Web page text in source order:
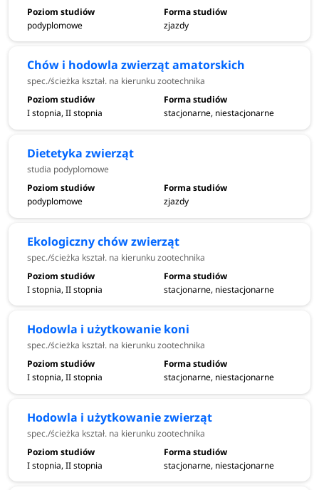
podyplomowe zjazdy
Chów i hodowla zwierząt amatorskich
spec./ścieżka kształ. na kierunku zootechnika
I stopnia, II stopnia stacjonarne, niestacjonarne
Dietetyka zwierząt
studia podyplomowe
podyplomowe zjazdy
Ekologiczny chów zwierząt
spec./ścieżka kształ. na kierunku zootechnika
I stopnia, II stopnia stacjonarne, niestacjonarne
Hodowla i użytkowanie koni
spec./ścieżka kształ. na kierunku zootechnika
I stopnia, II stopnia stacjonarne, niestacjonarne
Hodowla i użytkowanie zwierząt
spec./ścieżka kształ. na kierunku zootechnika
I stopnia, II stopnia stacjonarne, niestacjonarne